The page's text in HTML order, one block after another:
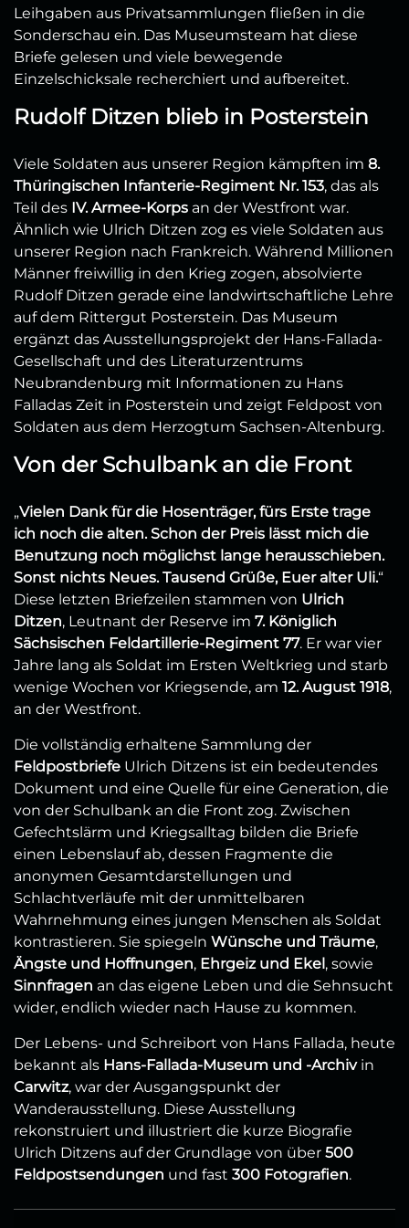
Leihgaben aus Privatsammlungen fließen in die
Sonderschau ein. Das Museumsteam hat diese
Briefe gelesen und viele bewegende
Einzelschicksale recherchiert und aufbereitet.
Rudolf Ditzen blieb in Posterstein
Viele Soldaten aus unserer Region kämpften im 8.
Thüringischen Infanterie-Regiment Nr. 153, das als
Teil des IV. Armee-Korps an der Westfront war.
Ähnlich wie Ulrich Ditzen zog es viele Soldaten aus
unserer Region nach Frankreich. Während Millionen
Männer freiwillig in den Krieg zogen, absolvierte
Rudolf Ditzen gerade eine landwirtschaftliche Lehre
auf dem Rittergut Posterstein. Das Museum
ergänzt das Ausstellungsprojekt der Hans-Fallada-
Gesellschaft und des Literaturzentrums
Neubrandenburg mit Informationen zu Hans
Falladas Zeit in Posterstein und zeigt Feldpost von
Soldaten aus dem Herzogtum Sachsen-Altenburg.
Von der Schulbank an die Front
„Vielen Dank für die Hosenträger, fürs Erste trage
ich noch die alten. Schon der Preis lässt mich die
Benutzung noch möglichst lange herausschieben.
Sonst nichts Neues. Tausend Grüße, Euer alter Uli.“
Diese letzten Briefzeilen stammen von Ulrich
Ditzen, Leutnant der Reserve im 7. Königlich
Sächsischen Feldartillerie-Regiment 77. Er war vier
Jahre lang als Soldat im Ersten Weltkrieg und starb
wenige Wochen vor Kriegsende, am 12. August 1918,
an der Westfront.
Die vollständig erhaltene Sammlung der
Feldpostbriefe Ulrich Ditzens ist ein bedeutendes
Dokument und eine Quelle für eine Generation, die
von der Schulbank an die Front zog. Zwischen
Gefechtslärm und Kriegsalltag bilden die Briefe
einen Lebenslauf ab, dessen Fragmente die
anonymen Gesamtdarstellungen und
Schlachtverläufe mit der unmittelbaren
Wahrnehmung eines jungen Menschen als Soldat
kontrastieren. Sie spiegeln Wünsche und Träume,
Ängste und Hoffnungen, Ehrgeiz und Ekel , sowie
Sinnfragen an das eigene Leben und die Sehnsucht
wider, endlich wieder nach Hause zu kommen.
Der Lebens- und Schreibort von Hans Fallada, heute
bekannt als Hans-Fallada-Museum und -Archivin
Carwitz, war der Ausgangspunkt der
Wanderausstellung. Diese Ausstellung
rekonstruiert und illustriert die kurze Biografie
Ulrich Ditzens auf der Grundlage von über 500
Feldpostsendungen und fast 300 Fotografien.